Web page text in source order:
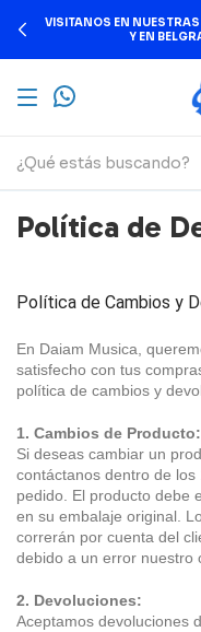
VISITANOS EN
Y EN
Política de
Política de Cambios y
En Daiam Musica,
satisfecho con tus
política de cambios y
1. Cambios de Producto:
Si deseas cambiar un
contáctanos dentro de
pedido. El producto debe
en su embalaje original.
correrán por cuenta del
debido a un error nuestro
2. Devoluciones:
Aceptamos devoluciones